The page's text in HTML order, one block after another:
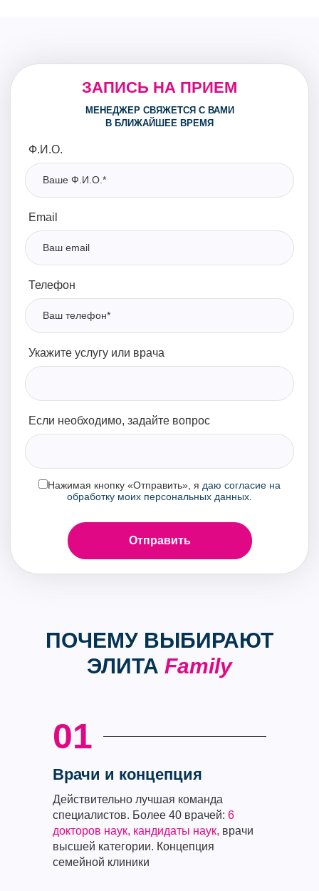
ЗАПИСЬ НА ПРИЕМ
МЕНЕДЖЕР СВЯЖЕТСЯ С ВАМИ
В БЛИЖАЙШЕЕ ВРЕМЯ
Ф.И.О.
Email
Телефон
Укажите услугу или врача
Если необходимо, задайте вопрос
Нажимая кнопку «Отправить», я даю согласие на
обработку моих персональных данных.
ПОЧЕМУ ВЫБИРАЮТ
ЭЛИТА Family
01
Врачи и концепция
Действительно лучшая команда
специалистов. Более 40 врачей: 6
докторов наук, кандидаты наук, врачи
высшей категории. Концепция
семейной клиники